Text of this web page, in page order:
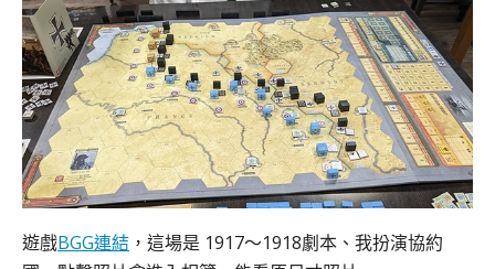
遊戲BGG連結 ，這場是 1917～1918劇本、我扮演協約